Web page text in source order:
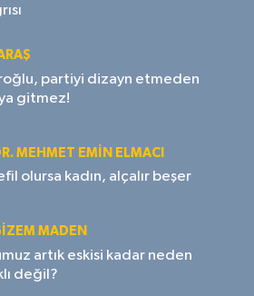
partiyi dizayn etmeden
gitmez!
MEHMET EMIN ELMACI
olursa kadın, alçalır beşer
MADEN
artık eskisi kadar neden
değil?